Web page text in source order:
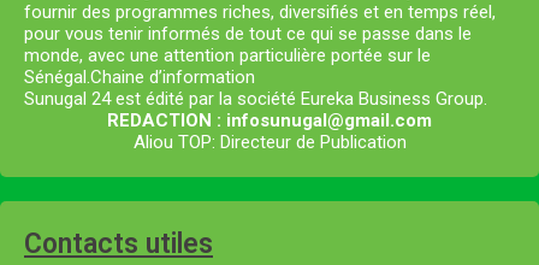
fournir des programmes riches, diversifiés et en temps réel,
pour vous tenir informés de tout ce qui se passe dans le
monde, avec une attention particulière portée sur le
Sénégal.Chaine d’information
Sunugal 24 est édité par la société Eureka Business Group.
REDACTION : infosunugal@gmail.com
Aliou TOP: Directeur de Publication
Contacts utiles